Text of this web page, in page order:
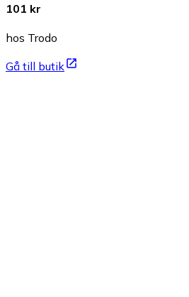
101 kr
hos Trodo
Gå till butik